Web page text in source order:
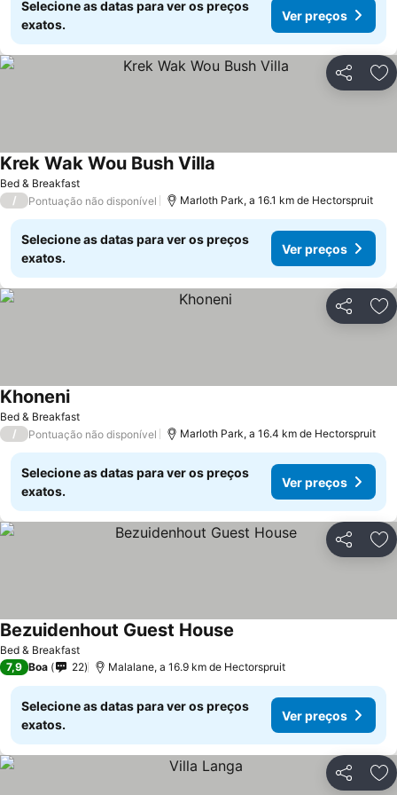
Selecione as datas para ver os preços
exatos.
Ver preços
Partilhar
Bed & Breakfast
Krek Wak Wou Bush Villa
/ Pontuação não disponível Marloth Park, a 16.1 km de Hectorspruit
Selecione as datas para ver os preços
exatos.
Ver preços
Partilhar
Bed & Breakfast
KhoneniVer preços
/ Pontuação não disponível Marloth Park, a 16.4 km de Hectorspruit
Selecione as datas para ver os preços
exatos.
Ver preços
Partilhar
Bed & Breakfast
Bezuidenhout Guest House
7,9 Boa 22 Malalane, a 16.9 km de Hectorspruit
Selecione as datas para ver os preços
exatos.
Ver preços
Partilhar